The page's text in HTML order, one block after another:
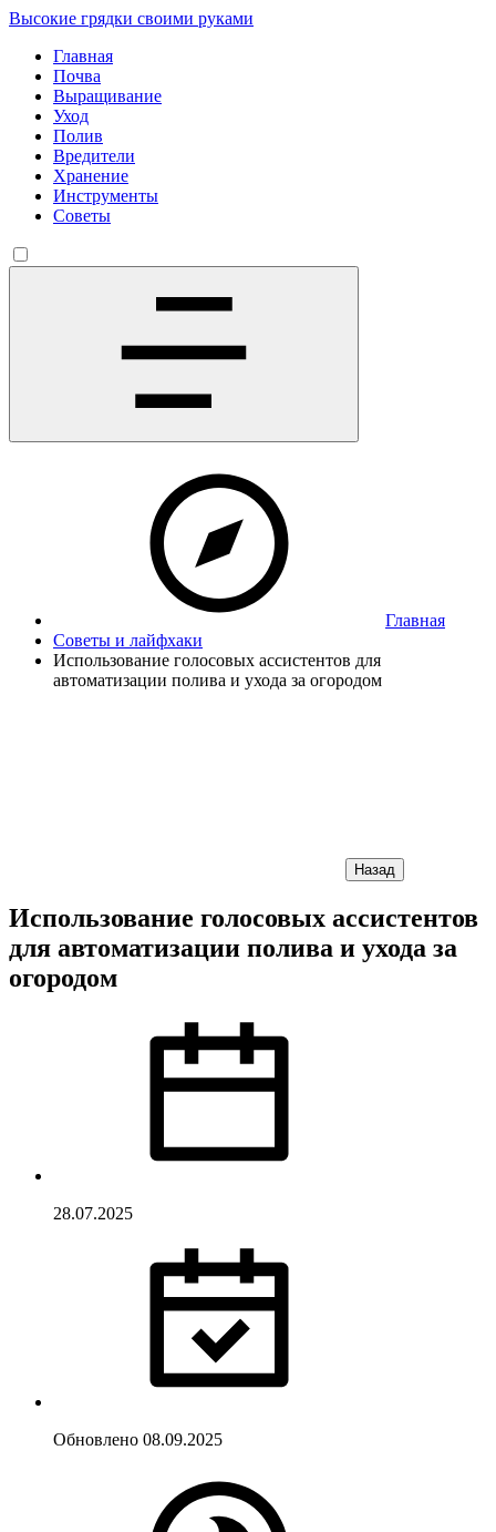
Высокие грядки своими руками
Главная
Почва
Выращивание
Уход
Полив
Вредители
Хранение
Инструменты
Советы
Главная
Советы и лайфхаки
Использование голосовых ассистентов для
автоматизации полива и ухода за огородом
Назад
Использование голосовых ассистентов
для автоматизации полива и ухода за
огородом
28.07.2025
Обновлено 08.09.2025